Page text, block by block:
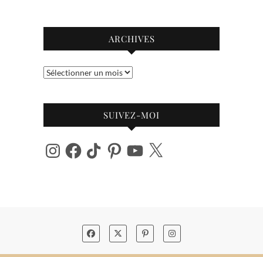
ARCHIVES
Archives
SUIVEZ-MOI
InstagramFacebook
TikTok PinterestYouTube
X